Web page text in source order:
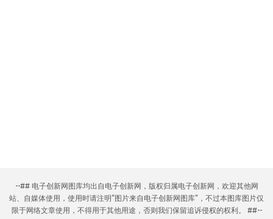
--## 电子创新网图库均出自电子创新网，版权归属电子创新网，欢迎其他网
站、自媒体使用，使用时请注明“图片来自电子创新网图库”，不过本图库图片仅
限于网络文章使用，不得用于其他用途，否则我们保留追诉侵权的权利。 ##--